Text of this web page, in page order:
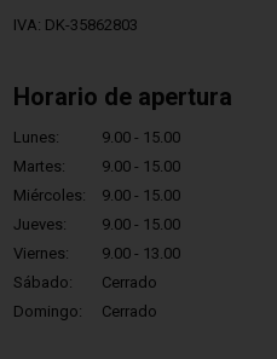
IVA: DK-35862803
Horario de apertura
Lunes:
9.00 - 15.00
Martes:
9.00 - 15.00
Miércoles:
9.00 - 15.00
Jueves:
9.00 - 15.00
Viernes:
9.00 - 13.00
Sábado:
Cerrado
Domingo:
Cerrado